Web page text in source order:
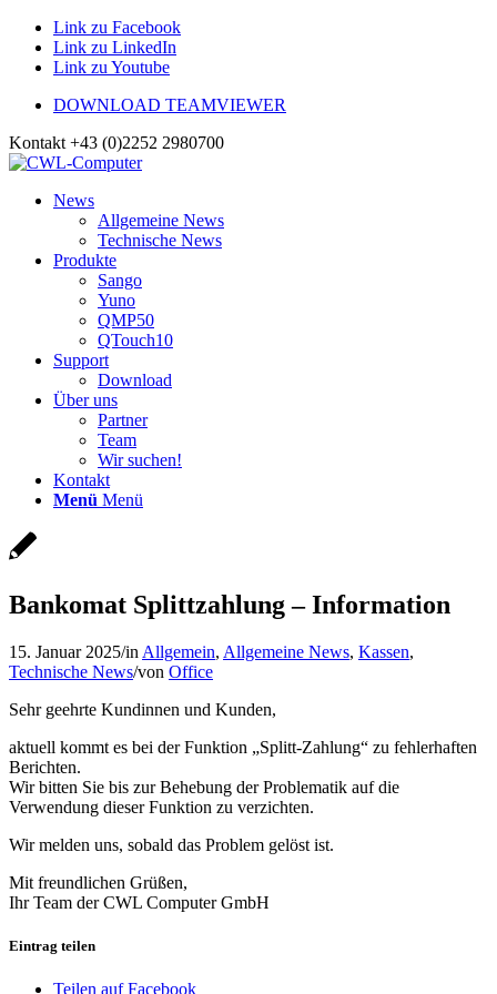
Link zu Facebook
Link zu LinkedIn
Link zu Youtube
DOWNLOAD TEAMVIEWER
Kontakt +43 (0)2252 2980700
News
Allgemeine News
Technische News
Produkte
Sango
Yuno
QMP50
QTouch10
Support
Download
Über uns
Partner
Team
Wir suchen!
Kontakt
Menü Menü
Bankomat Splittzahlung – Information
15. Januar 2025/in Allgemein, Allgemeine News, Kassen,
Technische News/von Office
Sehr geehrte Kundinnen und Kunden,
aktuell kommt es bei der Funktion „Splitt-Zahlung“ zu fehlerhaften
Berichten.
Wir bitten Sie bis zur Behebung der Problematik auf die
Verwendung dieser Funktion zu verzichten.
Wir melden uns, sobald das Problem gelöst ist.
Mit freundlichen Grüßen,
Ihr Team der CWL Computer GmbH
Eintrag teilen
Teilen auf Facebook